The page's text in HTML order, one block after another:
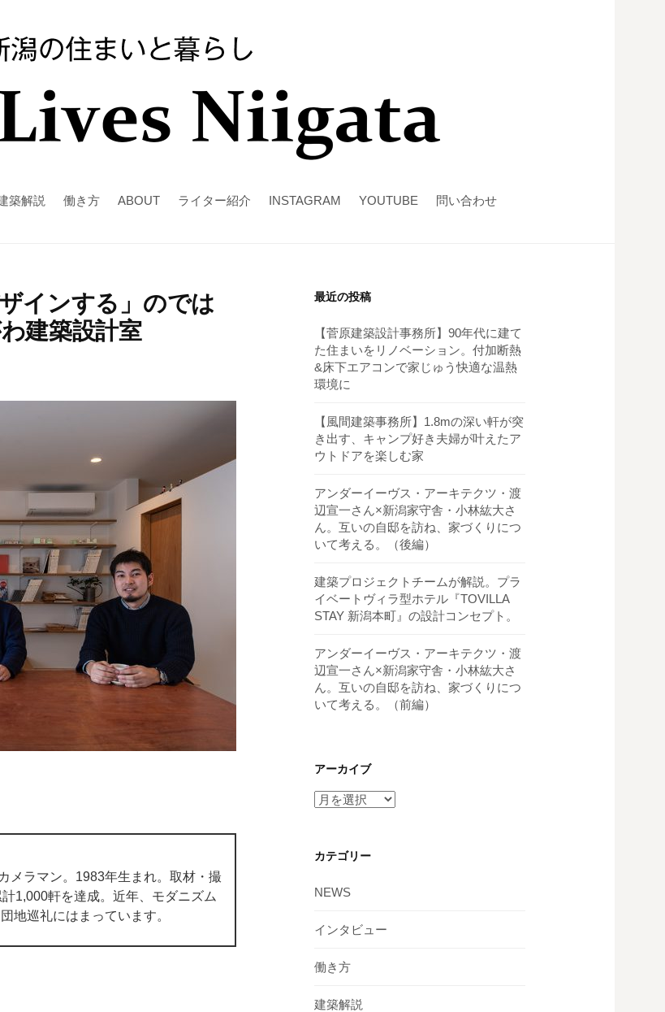
築解説 働き方 ABOUT ライター紹介 INSTAGRAM YOUTUBE 問い合わせ
インする」のでは
建築設計室
メラマン。1983年生まれ。取材・撮
1,000軒を達成。近年、モダニズム
地巡礼にはまっています。
最近の投稿
【菅原建築設計事務所】90年代に建て
た住まいをリノベーション。付加断熱
&床下エアコンで家じゅう快適な温熱
環境に
【風間建築事務所】1.8mの深い軒が突
き出す、キャンプ好き夫婦が叶えたア
ウトドアを楽しむ家
アンダーイーヴス・アーキテクツ・渡
辺宣一さん×新潟家守舎・小林紘大さ
ん。互いの自邸を訪ね、家づくりにつ
いて考える。（後編）
建築プロジェクトチームが解説。プラ
イベートヴィラ型ホテル『TOVILLA
STAY 新潟本町』の設計コンセプト。
アンダーイーヴス・アーキテクツ・渡
辺宣一さん×新潟家守舎・小林紘大さ
ん。互いの自邸を訪ね、家づくりにつ
いて考える。（前編）
アーカイブ
カテゴリー
NEWS
インタビュー
働き方
建築解説